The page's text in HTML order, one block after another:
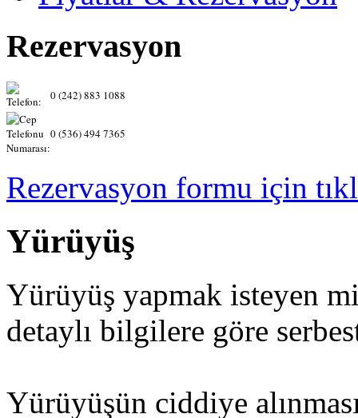
Rezervasyon
0 (242) 883 1088
0 (536) 494 7365
Rezervasyon formu için
Yürüyüş
Yürüyüş yapmak isteyen
detaylı bilgilere göre
Yürüyüşün ciddiye